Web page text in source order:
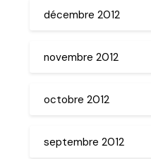
décembre 2012
novembre 2012
octobre 2012
septembre 2012